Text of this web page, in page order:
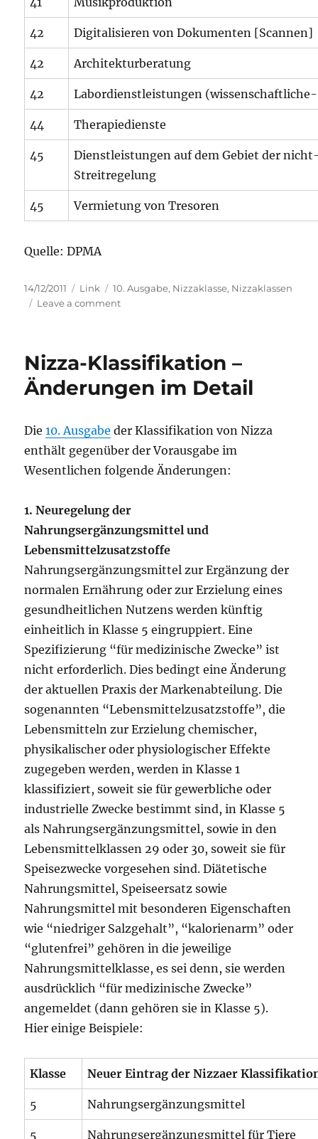
42 Digitalisieren von Dokumenten [Scannen]
42 Architekturberatung
42 Labordienstleistungen
44 Therapiedienste
45
Dienstleistungen auf dem Gebiet der
Streitregelung
45 Vermietung von Tresoren
Quelle: DPMA
Posted
on
14/12/2011 Categories
Link Tags
10. Ausgabe, Nizzaklasse, Nizzaklassen
Leave a commenton
Nizza-Klassifikation –
Änderungen im Detail
Die10. Ausgabe der Klassifikation von Nizza
enthält gegenüber der Vorausgabe im
Wesentlichen folgende Änderungen:
1. Neuregelung der
Nahrungsergänzungsmittel und
Lebensmittelzusatzstoffe
Nahrungsergänzungsmittel zur Ergänzung der
normalen Ernährung oder zur Erzielung eines
gesundheitlichen Nutzens werden künftig
einheitlich in Klasse 5 eingruppiert. Eine
Spezifizierung “für medizinische Zwecke” ist
nicht erforderlich. Dies bedingt eine Änderung
der aktuellen Praxis der Markenabteilung. Die
sogenannten “Lebensmittelzusatzstoffe”, die
Lebensmitteln zur Erzielung chemischer,
physikalischer oder physiologischer Effekte
zugegeben werden, werden in Klasse 1
klassifiziert, soweit sie für gewerbliche oder
industrielle Zwecke bestimmt sind, in Klasse 5
als Nahrungsergänzungsmittel, sowie in den
Lebensmittelklassen 29 oder 30, soweit sie für
Speisezwecke vorgesehen sind. Diätetische
Nahrungsmittel, Speiseersatz sowie
Nahrungsmittel mit besonderen Eigenschaften
wie “niedriger Salzgehalt”, “kalorienarm” oder
“glutenfrei” gehören in die jeweilige
Nahrungsmittelklasse, es sei denn, sie werden
ausdrücklich “für medizinische Zwecke”
angemeldet (dann gehören sie in Klasse 5).
Hier einige Beispiele:
Klasse Neuer Eintrag der Nizzaer
5 Nahrungsergänzungsmittel
5 Nahrungsergänzungsmittel für Tiere